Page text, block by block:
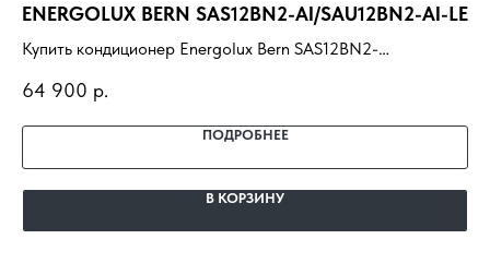
ENERGOLUX BERN SAS12BN2-AI/SAU12BN2-AI-LE
Купить кондиционер Energolux Bern SAS12BN2-
помещение, доставка, профессиональный монтаж и
гарантия.
64 900 р.
ПОДРОБНЕЕ
В КОРЗИНУ